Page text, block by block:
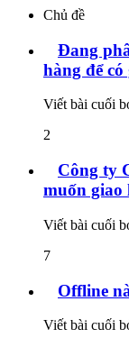
Chủ đề
Đang
hàng để
Viết bài cuối
2
Công ty
muốn giao
Viết bài cuối
7
Offline
Viết bài cuối